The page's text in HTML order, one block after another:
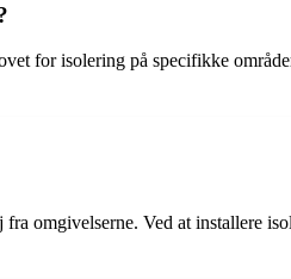
for isolering på specifikke
omgivelserne. Ved at installere